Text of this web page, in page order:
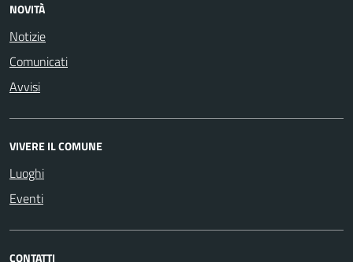
NOVITÀ
Notizie
Comunicati
Avvisi
VIVERE IL COMUNE
Luoghi
Eventi
CONTATTI